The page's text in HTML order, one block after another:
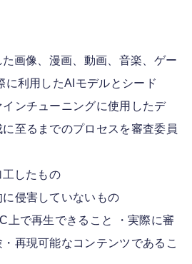
た画像、漫画、動画、音楽、ゲー
に利用したAIモデルとシード
ンチューニングに使用したデ
至るまでのプロセスを審査委員
工したもの
に侵害していないもの
上で再生できること ・実際に審
再現可能なコンテンツであるこ